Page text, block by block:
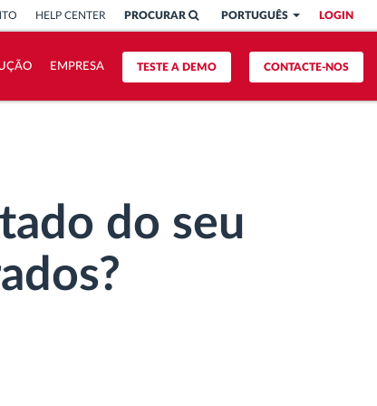
LOGIN
PORTUGUÊS
PROCURAR
HELP CENTER
CONTACTE-NOS
TESTE A DEMO
EMPRESA
do seu